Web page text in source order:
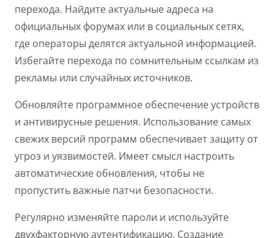
перехода. Найдите актуальные адреса на
официальных форумах или в социальных сетях,
где операторы делятся актуальной информацией.
Избегайте перехода по сомнительным ссылкам из
рекламы или случайных источников.
Обновляйте программное обеспечение устройств
и антивирусные решения. Использование самых
свежих версий программ обеспечивает защиту от
угроз и уязвимостей. Имеет смысл настроить
автоматические обновления, чтобы не
пропустить важные патчи безопасности.
Регулярно изменяйте пароли и используйте
двухфакторную аутентификацию. Создание